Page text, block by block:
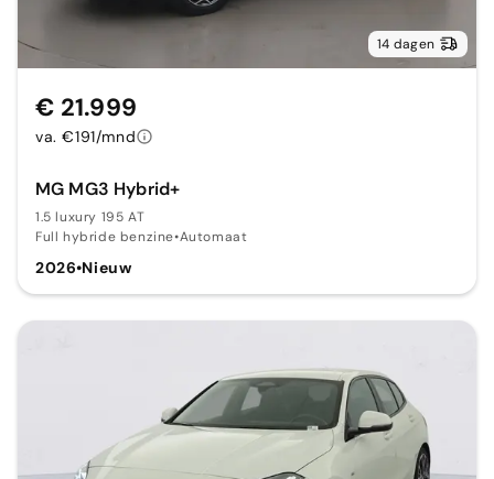
14 dagen
MG MG3 Hybrid+
1.5 luxury 195 AT
Full hybride benzine•Automaat
2026•Nieuw
€ 21.999
va. €191/mnd